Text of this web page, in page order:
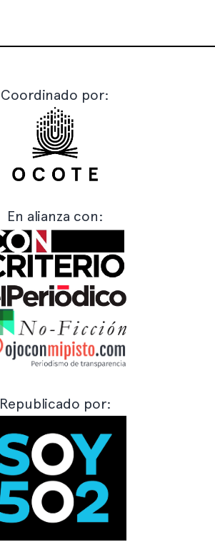
Coordinado por:
En alianza con:
Republicado por: